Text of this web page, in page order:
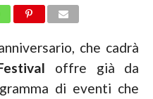
che cadrà
offre già da
di eventi che